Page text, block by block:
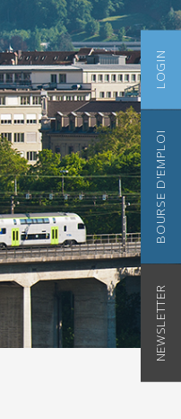
LOGIN
BOURSE D'EMPLOI
NEWSLETTER